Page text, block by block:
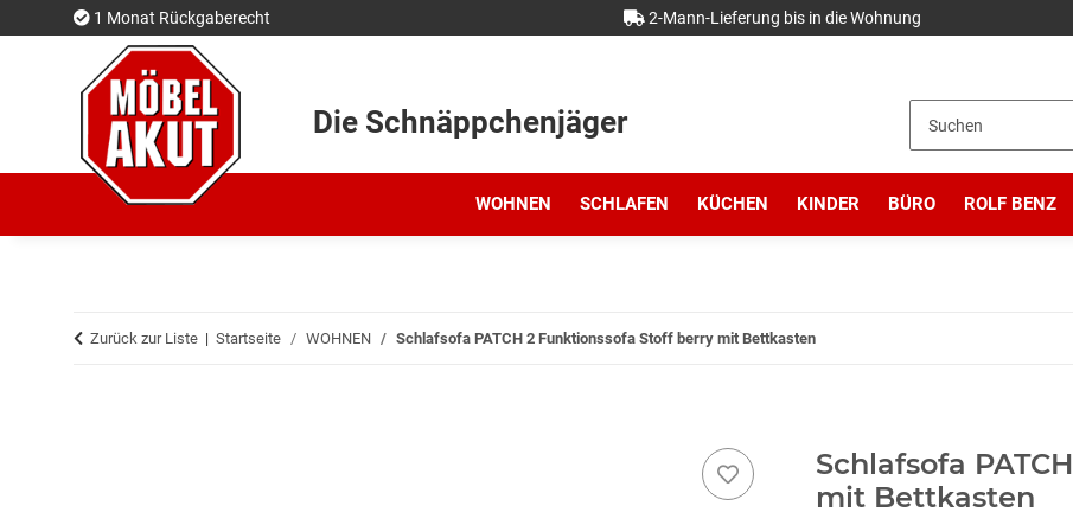
1 Monat Rückgaberecht 2-Mann-Lieferung bis in die Wohnung
Die Schnäppchenjäger
WOHNEN SCHLAFEN KÜCHEN KINDER BÜRO ROLF BENZ
Zurück zur Liste Startseite WOHNEN Schlafsofa PATCH 2 Funktionssofa Stoff berry mit Bettkasten
Schlafsofa
mit Bettkasten